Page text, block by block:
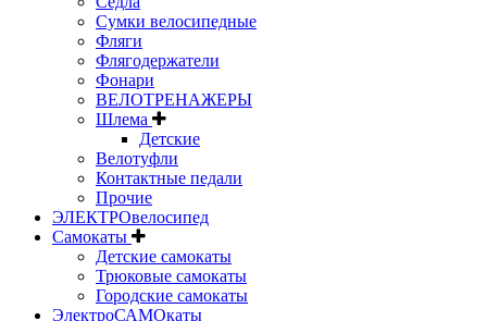
Сумки велосипедные
Фляги
Флягодержатели
Фонари
ВЕЛОТРЕНАЖЕРЫ
Шлема
Детские
Велотуфли
Контактные педали
Прочие
ЭЛЕКТРОвелосипед
Самокаты
Детские самокаты
Трюковые самокаты
Городские самокаты
ЭлектроСАМОкаты